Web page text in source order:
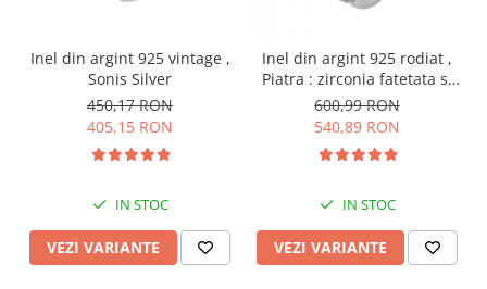
Inel din argint 925 vintage ,
Sonis Silver
450,17 RON
405,15 RON
IN STOC
VEZI VARIANTE
Inel din argint 925 rodiat ,
Piatra : zirconia fatetata si
cubic zirconia , Culoare :
multicolor , Sonis Silver
600,99 RON
540,89 RON
IN STOC
VEZI VARIANTE